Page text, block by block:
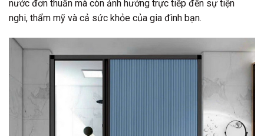
nước đơn thuần mà còn ảnh hưởng trực tiếp đến sự tiện
nghi, thẩm mỹ và cả sức khỏe của gia đình bạn.